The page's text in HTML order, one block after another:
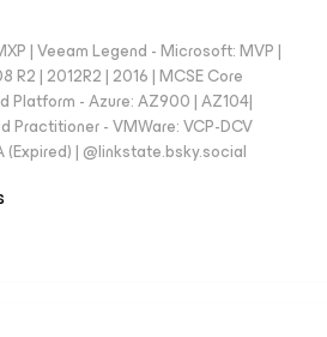
| Veeam Legend - Microsoft: MVP |
R2 | 2012R2 | 2016 | MCSE Core
Platform - Azure: AZ900 | AZ104|
Practitioner - VMWare: VCP-DCV
| ‪@linkstate.bsky.social‬